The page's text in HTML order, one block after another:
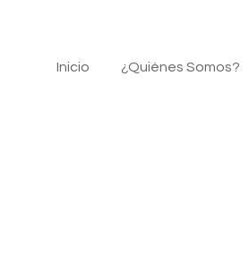
Inicio ¿Quiénes Somos?